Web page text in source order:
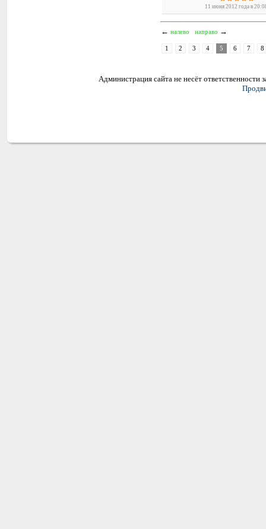
11 июня 2012 года в
← налево направо →
1 2 3 4 5 6 7 8
Администрация сайта не несёт ответственности